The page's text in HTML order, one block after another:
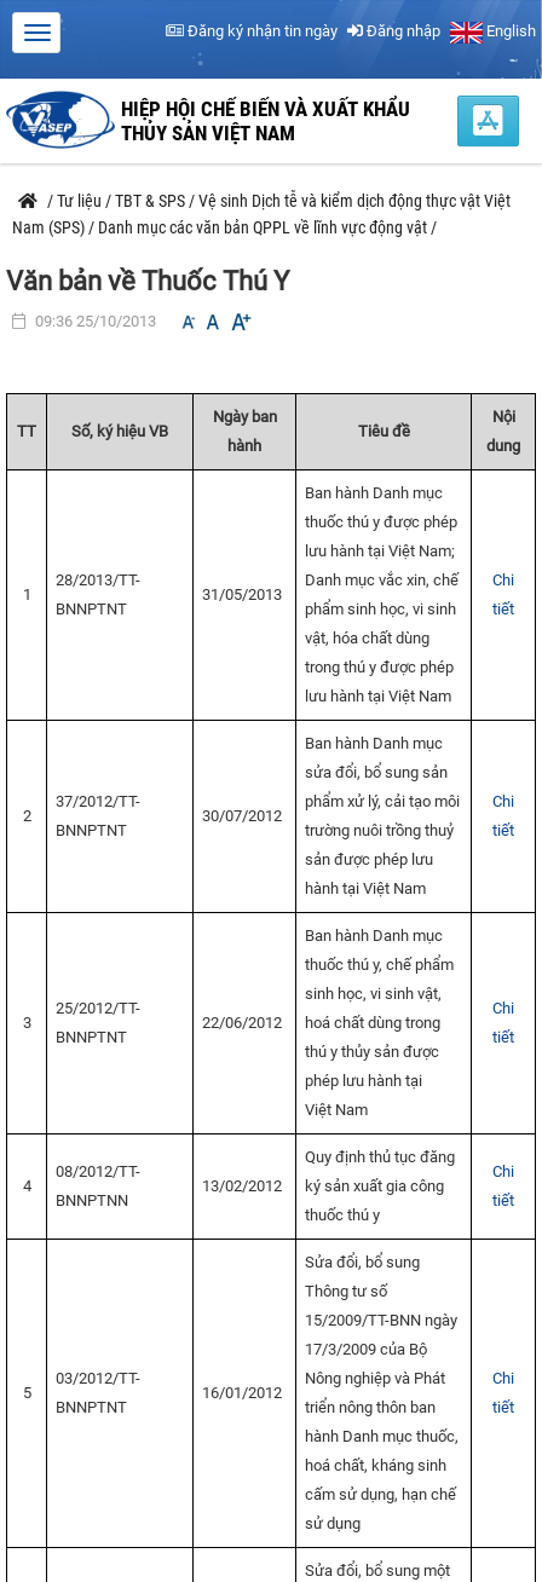
Đăng ký nhận tin ngày Đăng nhập English
HIỆP HỘI CHẾ BIẾN VÀ XUẤT KHẨU
THỦY SẢN VIỆT NAM
/Tư liệu /TBT & SPS /Vệ sinh Dịch tễ và kiểm dịch động thực vật Việt
Nam (SPS) / Danh mục các văn bản QPPL về lĩnh vực động vật /
Văn bản về Thuốc Thú Y
09:36 25/10/2013
TT Số, ký hiệu VB
Ngày ban
hành
Tiêu đề
Nội
dung
1
28/2013/TT-
BNNPTNT
31/05/2013
Ban hành Danh mục
thuốc thú y được phép
lưu hành tại Việt Nam;
Danh mục vắc xin, chế
phẩm sinh học, vi sinh
vật, hóa chất dùng
trong thú y được phép
lưu hành tại Việt Nam
Chi
tiết
2
37/2012/TT-
BNNPTNT
30/07/2012
Ban hành Danh mục
sửa đổi, bổ sung sản
phẩm xử lý, cải tạo môi
trường nuôi trồng thuỷ
sản được phép lưu
hành tại Việt Nam
Chi
tiết
3
25/2012/TT-
BNNPTNT
22/06/2012
Ban hành Danh mục
thuốc thú y, chế phẩm
sinh học, vi sinh vật,
hoá chất dùng trong
thú y thủy sản được
phép lưu hành tại
Việt Nam
Chi
tiết
4
08/2012/TT-
BNNPTNN
13/02/2012
Quy định thủ tục đăng
ký sản xuất gia công
thuốc thú y
Chi
tiết
5
03/2012/TT-
BNNPTNT
16/01/2012
Sửa đổi, bổ sung
Thông tư số
15/2009/TT-BNN ngày
17/3/2009 của Bộ
Nông nghiệp và Phát
triển nông thôn ban
hành Danh mục thuốc,
hoá chất, kháng sinh
cấm sử dụng, hạn chế
sử dụng
Chi
tiết
Sửa đổi, bổ sung một